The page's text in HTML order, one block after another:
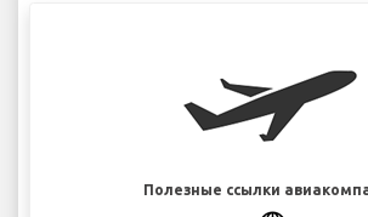
Полезные ссылки